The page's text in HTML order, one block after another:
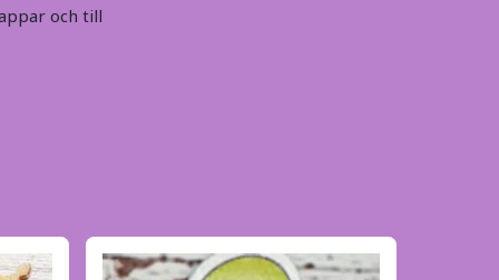
och till